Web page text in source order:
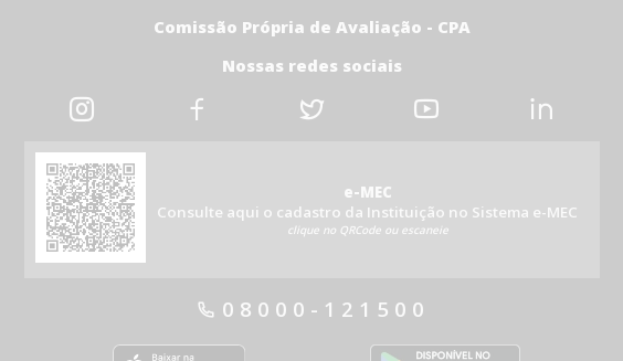
Comissão Própria de Avaliação - CPA
Nossas redes sociais
e-MEC
Consulte aqui o cadastro da Instituição no Sistema e-MEC
clique no QRCode ou escaneie
08000-121500